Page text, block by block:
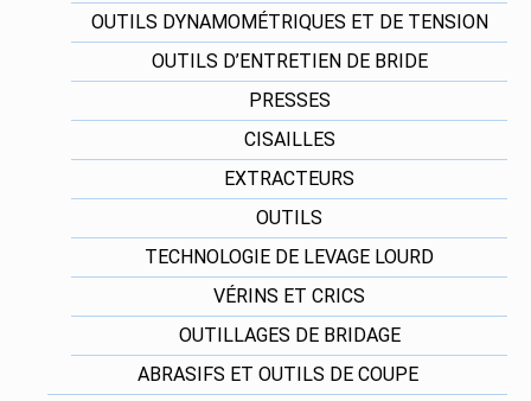
OUTILS DYNAMOMÉTRIQUES ET DE TENSION
OUTILS D’ENTRETIEN DE BRIDE
PRESSES
CISAILLES
EXTRACTEURS
OUTILS
TECHNOLOGIE DE LEVAGE LOURD
VÉRINS ET CRICS
OUTILLAGES DE BRIDAGE
ABRASIFS ET OUTILS DE COUPE